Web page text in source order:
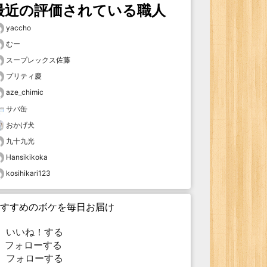
近の評価されている職人
yaccho
むー
スープレックス佐藤
プリティ慶
aze_chimic
サバ缶
おかげ犬
九十九光
Hansikikoka
kosihikari123
すめのボケを毎日お届け
いいね！する
ォローする
フォローする